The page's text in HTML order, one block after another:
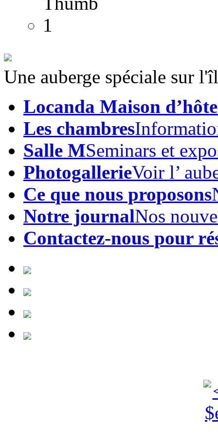
Une auberge spéciale sur
Locanda Maison
Les chambres
Salle MSeminars et
PhotogallerieVoir l’
Ce que nous proposons
Notre journalNos
Contactez-nous pour